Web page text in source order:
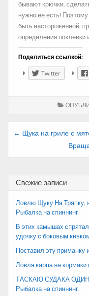
бывают крючки,
нужно ее есть!
быть настороженной,
определения поклевки
Поделиться ссылкой:
Twitter
Навигация
← Щука на гриле с
Свежие записи
Ловлю Щуку На Тряпку,
Рыбалка на спиннинг.
В этих камышах
удочку с боковым
Поставил эту приманку
Ловля карпа на кормаки
ТАСКАЮ СУДАКА ОДИН
Рыбалка на спиннинг.